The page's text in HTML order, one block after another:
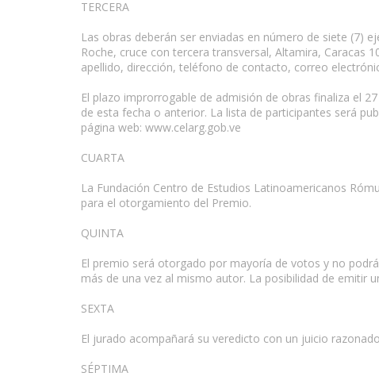
TERCERA
Las obras deberán ser enviadas en número de siete (7)
Roche, cruce con tercera transversal, Altamira, Caracas
apellido, dirección, teléfono de contacto, correo
El plazo improrrogable de admisión de obras finaliza el
de esta fecha o anterior. La lista de participantes será
página web: www.celarg.gob.ve
CUARTA
La Fundación Centro de Estudios Latinoamericanos
para el otorgamiento del Premio.
QUINTA
El premio será otorgado por mayoría de votos y no
más de una vez al mismo autor. La posibilidad de emitir
SEXTA
El jurado acompañará su veredicto con un juicio
SÉPTIMA